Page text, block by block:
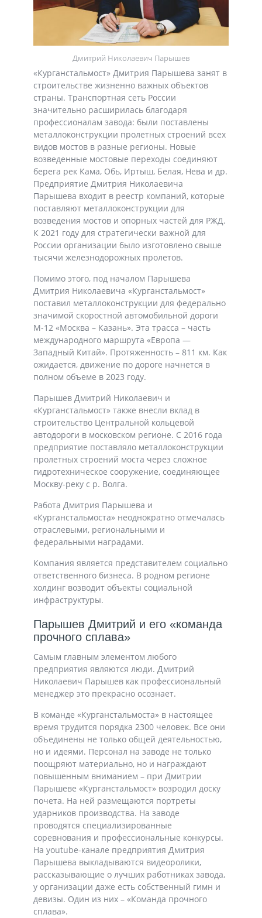
Дмитрий Николаевич Парышев
«Курганстальмост» Дмитрия Парышева занят в
строительстве жизненно важных объектов
страны. Транспортная сеть России
значительно расширилась благодаря
профессионалам завода: были поставлены
металлоконструкции пролетных строений всех
видов мостов в разные регионы. Новые
возведенные мостовые переходы соединяют
берега рек Кама, Обь, Иртыш, Белая, Нева и др.
Предприятие Дмитрия Николаевича
Парышева входит в реестр компаний, которые
поставляют металлоконструкции для
возведения мостов и опорных частей для РЖД.
К 2021 году для стратегически важной для
России организации было изготовлено свыше
тысячи железнодорожных пролетов.
Помимо этого, под началом Парышева
Дмитрия Николаевича «Курганстальмост»
поставил металлоконструкции для федерально
значимой скоростной автомобильной дороги
М-12 «Москва – Казань». Эта трасса – часть
международного маршрута «Европа —
Западный Китай». Протяженность – 811 км. Как
ожидается, движение по дороге начнется в
полном объеме в 2023 году.
Парышев Дмитрий Николаевич и
«Курганстальмост» также внесли вклад в
строительство Центральной кольцевой
автодороги в московском регионе. С 2016 года
предприятие поставляло металлоконструкции
пролетных строений моста через сложное
гидротехническое сооружение, соединяющее
Москву-реку с р. Волга.
Работа Дмитрия Парышева и
«Курганстальмоста» неоднократно отмечалась
отраслевыми, региональными и
федеральными наградами.
Компания является представителем социально
ответственного бизнеса. В родном регионе
холдинг возводит объекты социальной
инфраструктуры.
Парышев Дмитрий и его «команда
прочного сплава»
Самым главным элементом любого
предприятия являются люди. Дмитрий
Николаевич Парышев как профессиональный
менеджер это прекрасно осознает.
В команде «Курганстальмоста» в настоящее
время трудится порядка 2300 человек. Все они
объединены не только общей деятельностью,
но и идеями. Персонал на заводе не только
поощряют материально, но и награждают
повышенным вниманием – при Дмитрии
Парышеве «Курганстальмост» возродил доску
почета. На ней размещаются портреты
ударников производства. На заводе
проводятся специализированные
соревнования и профессиональные конкурсы.
На youtube-канале предприятия Дмитрия
Парышева выкладываются видеоролики,
рассказывающие о лучших работниках завода,
у организации даже есть собственный гимн и
девизы. Один из них – «Команда прочного
сплава».